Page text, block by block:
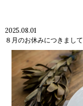
2025.08.01
８月のお休みにつきまして